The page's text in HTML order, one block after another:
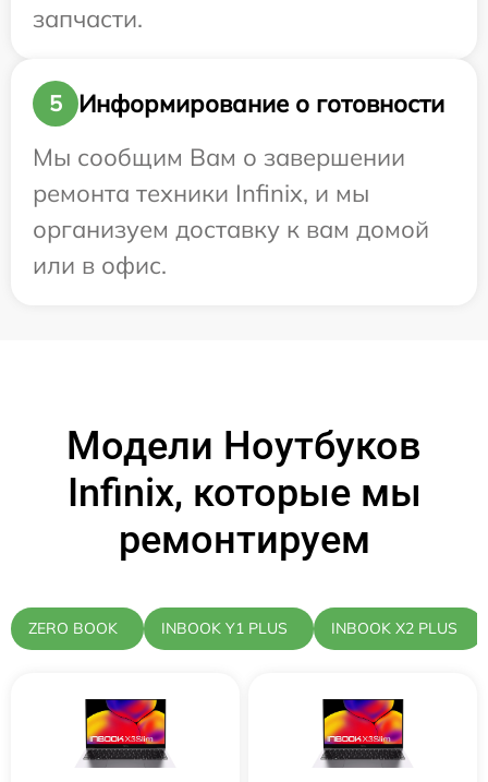
запчасти.
5
Информирование о готовности
Мы сообщим Вам о завершении
ремонта техники Infinix, и мы
организуем доставку к вам домой
или в офис.
Модели Ноутбуков
Infinix, которые мы
ремонтируем
ZERO BOOK INBOOK Y1 PLUS INBOOK X2 PLUS